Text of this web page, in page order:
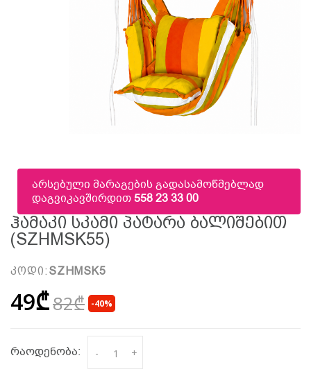
არსებული მარაგების გადასამოწმებლად
დაგვიკავშირდით558 23 33 00
Ჰამაკი Სკამი Პატარა Ბალიშებით
(SZHMSK55)
კოდი: SZHMSK5
49₾82₾ -40%
რაოდენობა: - +